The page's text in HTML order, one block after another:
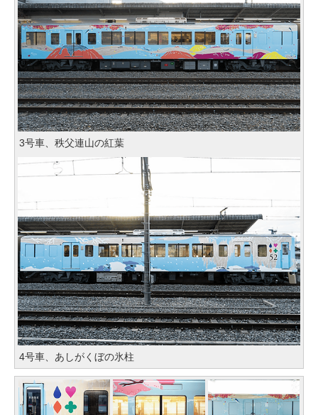
3号車、秩父連山の紅葉
4号車、あしがくぼの氷柱